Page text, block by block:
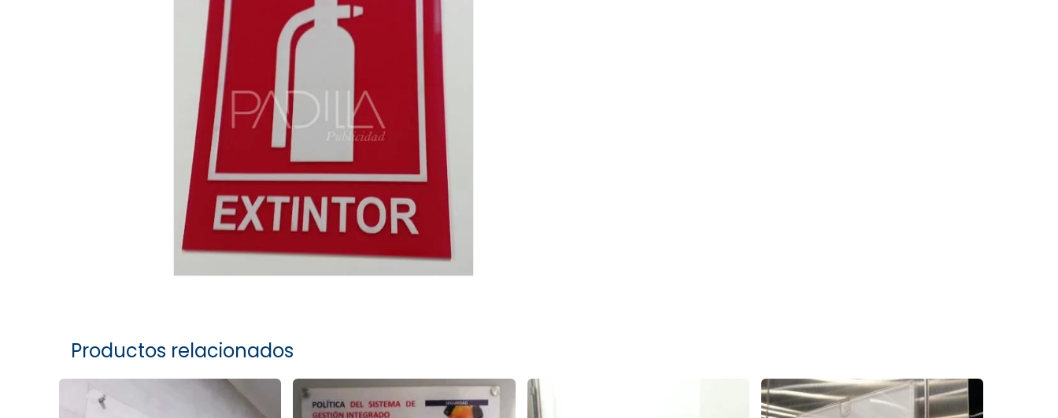
Productos relacionados